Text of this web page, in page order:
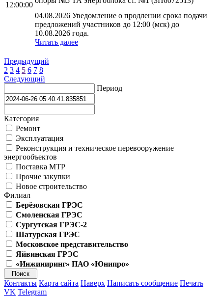
12:00:00
04.08.2026 Уведомление о продлении срока подачи
предложений участников до 12:00 (мск) до
10.08.2026 года.
Читать далее
Предыдущий
2 3 4 5 6 7 8
Следующий
Период
Категория
Ремонт
Эксплуатация
Реконструкция и техническое перевооружение
энергообъектов
Поставка МТР
Прочие закупки
Новое строительство
Филиал
Берёзовская ГРЭС
Смоленская ГРЭС
Сургутская ГРЭС-2
Шатурская ГРЭС
Московское представительство
Яйвинская ГРЭС
«Инжиниринг» ПАО «Юнипро»
Контакты Карта сайта Наверх Написать сообщение Печать
VK Telegram